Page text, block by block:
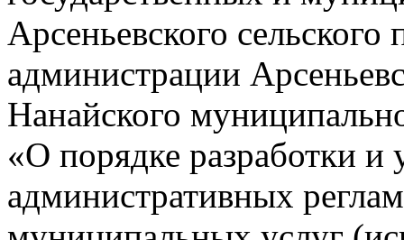
Арсеньевского
администрации
Нанайского
«О порядке разработки и
административных